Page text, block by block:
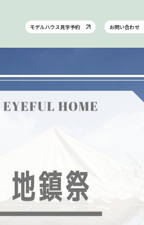
モデルハウス見学予約 お問い合わせ